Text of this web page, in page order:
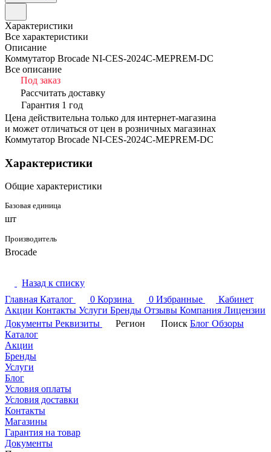
Характеристики
Все характеристики
Описание
Коммутатор Brocade NI-CES-2024C-MEPREM-DC
Все описание
Под заказ
Рассчитать доставку
Гарантия 1 год
Цена действительна только для интернет-магазина
и может отличаться от цен в розничных магазинах
Коммутатор Brocade NI-CES-2024C-MEPREM-DC
Характеристики
Общие характеристики
Базовая единица
шт
Производитель
Brocade
Назад к списку
Главная Каталог 0 Корзина 0 Избранные
Кабинет
Акции Контакты Услуги Бренды Отзывы Компания Лицензии
Документы Реквизиты Регион Поиск Блог Обзоры
Каталог
Акции
Бренды
Услуги
Блог
Условия оплаты
Условия доставки
Контакты
Магазины
Гарантия на товар
Документы